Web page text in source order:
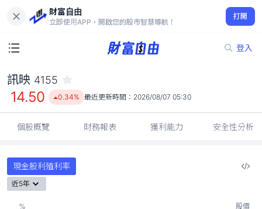
財富自由
立即使用APP，開啟您的股市智慧導航！
打開
登入
14.50
0.34%
訊映 4155
14.50 0.34% 最近更新時間： 2026/08/07 05:30
個股概覽 財務報表 獲利能力 安全性分析
現金股利殖利率
近5年